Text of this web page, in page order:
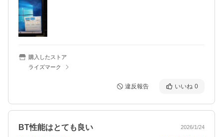
購入したストア
ライズマーク
違反報告 いいね 0
BT性能はとても良い 2026/1/24